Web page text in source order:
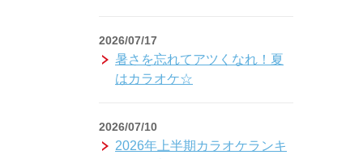
2026/07/17
暑さを忘れてアツくなれ！夏
はカラオケ☆
2026/07/10
2026年上半期カラオケランキ